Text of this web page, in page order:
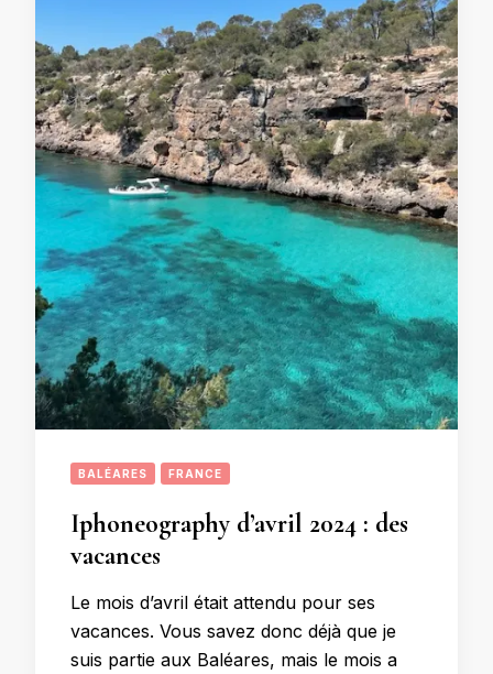
BALÉARES FRANCE
Iphoneography d’avril 2024 : des
vacances
Le mois d’avril était attendu pour ses
vacances. Vous savez donc déjà que je
suis partie aux Baléares, mais le mois a